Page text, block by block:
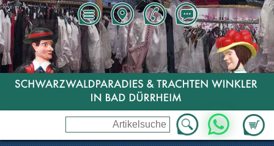
Zum
WhatsApp